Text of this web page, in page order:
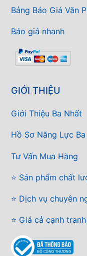
Bảng Báo Giá Văn
Báo giá nhanh
GIỚI THIỆU
Giới Thiệu Ba Nhất
Hồ Sơ Năng Lực
Tư Vấn Mua Hàng
⭐ Sản phẩm chất
⭐ Dịch vụ chuyên
⭐ Giá cả cạnh tranh